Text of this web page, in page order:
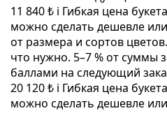
11 840 ₺ i Гибкая цена
можно сделать дешевле
от размера и сортов
что нужно. 5–7 % от суммы
баллами на следующий
20 120 ₺ i Гибкая цена
можно сделать дешевле